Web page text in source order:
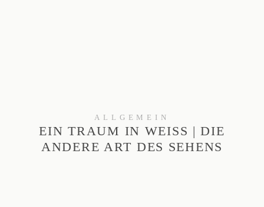
ALLGEMEIN
EIN TRAUM IN WEISS | DIE A
NDERE ART DES SEHENS